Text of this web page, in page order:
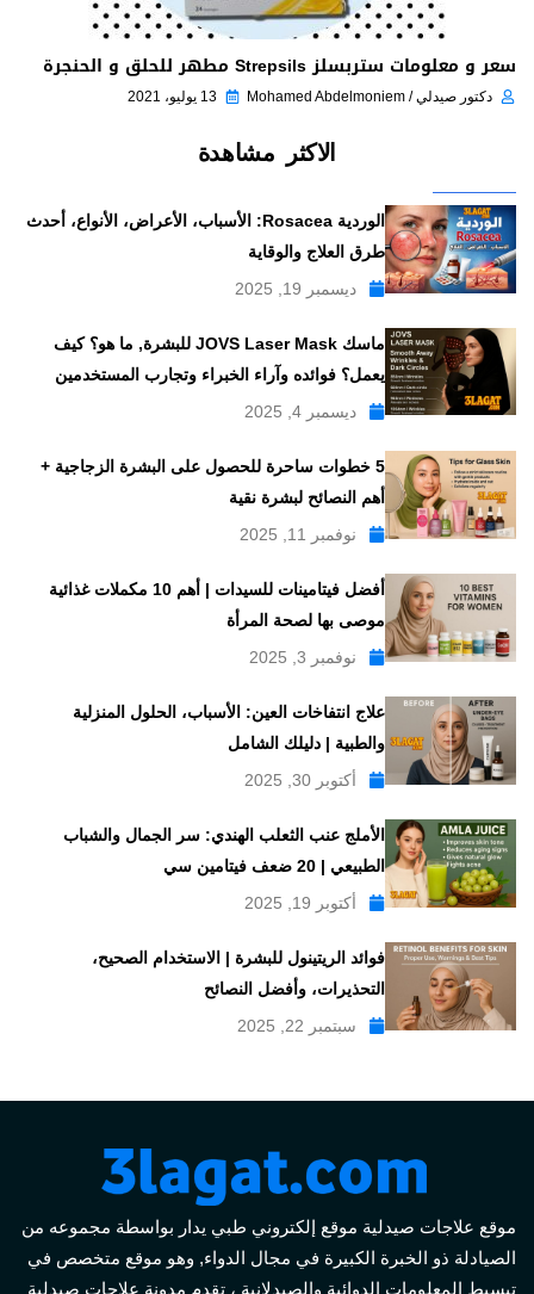
سعر و معلومات ستربسلز Strepsils مطهر للحلق و الحنجرة
دكتور صيدلي / Mohamed Abdelmoniem 13 يوليو، 2021
الاكثر مشاهدة
الوردية Rosacea: الأسباب، الأعراض، الأنواع، أحدث
طرق العلاج والوقاية
ديسمبر 19, 2025
ماسك JOVS Laser Mask للبشرة, ما هو؟ كيف
يعمل؟ فوائده وآراء الخبراء وتجارب المستخدمين
ديسمبر 4, 2025
5 خطوات ساحرة للحصول على البشرة الزجاجية +
أهم النصائح لبشرة نقية
نوفمبر 11, 2025
أفضل فيتامينات للسيدات | أهم 10 مكملات غذائية
موصى بها لصحة المرأة
نوفمبر 3, 2025
علاج انتفاخات العين: الأسباب، الحلول المنزلية
والطبية | دليلك الشامل
أكتوبر 30, 2025
الأملج عنب الثعلب الهندي: سر الجمال والشباب
الطبيعي | 20 ضعف فيتامين سي
أكتوبر 19, 2025
فوائد الريتينول للبشرة | الاستخدام الصحيح،
التحذيرات، وأفضل النصائح
سبتمبر 22, 2025
موقع علاجات صيدلية موقع إلكتروني طبي يدار بواسطة مجموعه من
الصيادلة ذو الخبرة الكبيرة في مجال الدواء, وهو موقع متخصص في
تبسيط المعلومات الدوائية والصيدلانية ، تقدم مدونة علاجات صيدلية